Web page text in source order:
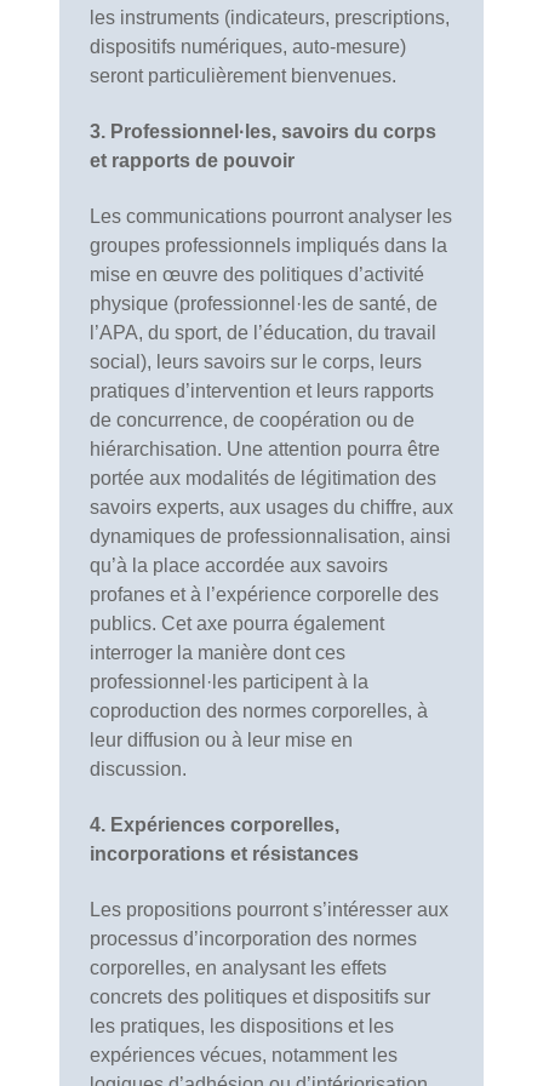
les instruments (indicateurs, prescriptions,
dispositifs numériques, auto-mesure)
seront particulièrement bienvenues.
3. Professionnel·les, savoirs du corps
et rapports de pouvoir
Les communications pourront analyser les
groupes professionnels impliqués dans la
mise en œuvre des politiques d’activité
physique (professionnel·les de santé, de
l’APA, du sport, de l’éducation, du travail
social), leurs savoirs sur le corps, leurs
pratiques d’intervention et leurs rapports
de concurrence, de coopération ou de
hiérarchisation. Une attention pourra être
portée aux modalités de légitimation des
savoirs experts, aux usages du chiffre, aux
dynamiques de professionnalisation, ainsi
qu’à la place accordée aux savoirs
profanes et à l’expérience corporelle des
publics. Cet axe pourra également
interroger la manière dont ces
professionnel·les participent à la
coproduction des normes corporelles, à
leur diffusion ou à leur mise en
discussion.
4. Expériences corporelles,
incorporations et résistances
Les propositions pourront s’intéresser aux
processus d’incorporation des normes
corporelles, en analysant les effets
concrets des politiques et dispositifs sur
les pratiques, les dispositions et les
expériences vécues, notamment les